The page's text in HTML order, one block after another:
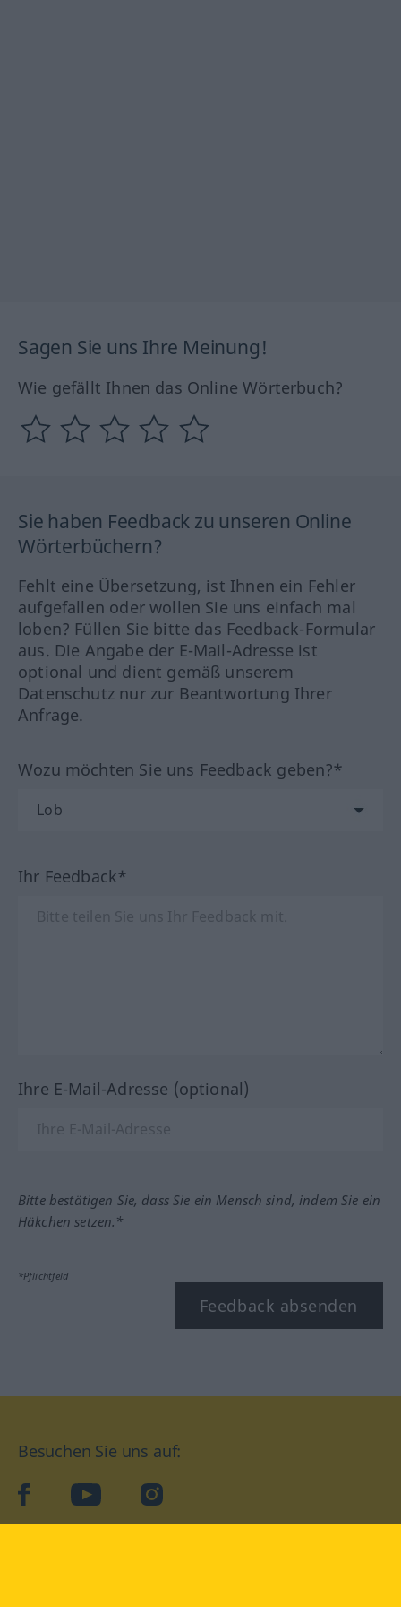
Sagen Sie uns Ihre Meinung!
Wie gefällt Ihnen das Online Wörterbuch?
Sie haben Feedback zu unseren Online
Wörterbüchern?
Fehlt eine Übersetzung, ist Ihnen ein Fehler
aufgefallen oder wollen Sie uns einfach mal
loben? Füllen Sie bitte das Feedback-Formular
aus. Die Angabe der E-Mail-Adresse ist
optional und dient gemäß unserem
Datenschutz nur zur Beantwortung Ihrer
Anfrage.
Wozu möchten Sie uns Feedback geben?*
Ihr Feedback*
Ihre E-Mail-Adresse (optional)
Bitte bestätigen Sie, dass Sie ein Mensch sind, indem Sie ein
Häkchen setzen.*
*Pflichtfeld
Feedback absenden
Besuchen Sie uns auf:
facebookYouTube Instagram